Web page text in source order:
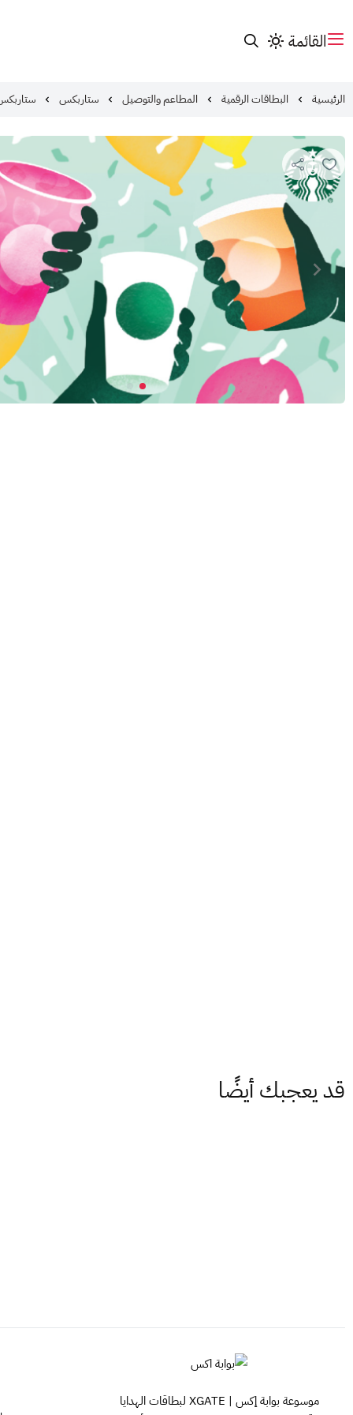
القائمة
الرئيسية البطاقات الرقمية المطاعم والتوصيل ستاربكس ستاربكس 500
قد يعجبك أيضًا
موسوعة بوابة إكس | XGATE لبطاقات الهدايا